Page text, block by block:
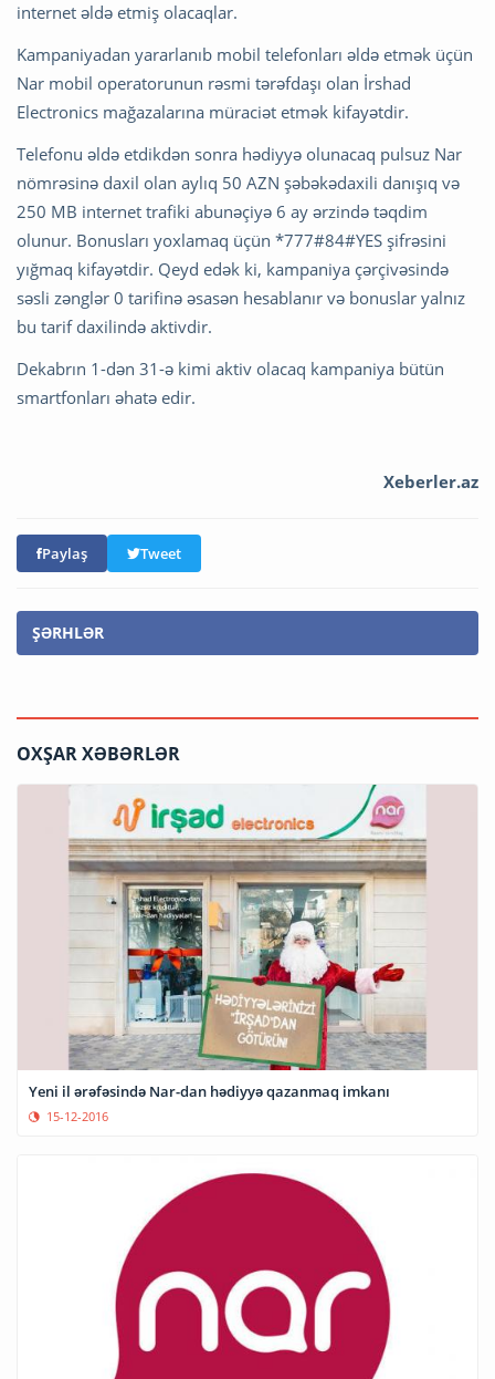
internet əldə etmiş olacaqlar.
Kampaniyadan yararlanıb mobil telefonları əldə etmək üçün
Nar mobil operatorunun rəsmi tərəfdaşı olan İrshad
Electronics mağazalarına müraciət etmək kifayətdir.
Telefonu əldə etdikdən sonra hədiyyə olunacaq pulsuz Nar
nömrəsinə daxil olan aylıq 50 AZN şəbəkədaxili danışıq və
250 MB internet trafiki abunəçiyə 6 ay ərzində təqdim
olunur. Bonusları yoxlamaq üçün *777#84#YES şifrəsini
yığmaq kifayətdir. Qeyd edək ki, kampaniya çərçivəsində
səsli zənglər 0 tarifinə əsasən hesablanır və bonuslar yalnız
bu tarif daxilində aktivdir.
Dekabrın 1-dən 31-ə kimi aktiv olacaq kampaniya bütün
smartfonları əhatə edir.
Xeberler.az
Paylaş Tweet
ŞƏRHLƏR
OXŞAR XƏBƏRLƏR
Yeni il ərəfəsində Nar-dan hədiyyə qazanmaq imkanı
15-12-2016